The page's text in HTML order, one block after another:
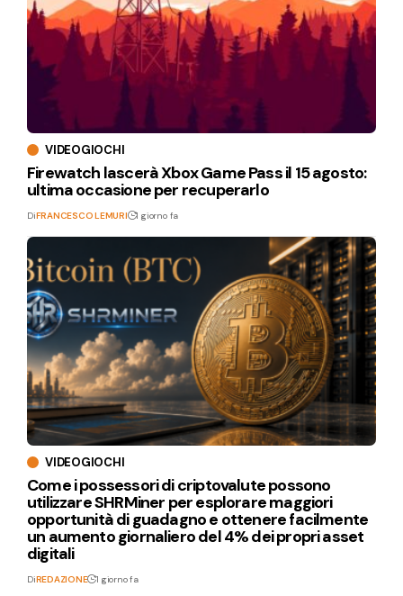
VIDEOGIOCHI
Firewatch lascerà Xbox Game Pass il 15 agosto:
ultima occasione per recuperarlo
DiFRANCESCO LEMURI 1 giorno fa
VIDEOGIOCHI
Come i possessori di criptovalute possono
utilizzare SHRMiner per esplorare maggiori
opportunità di guadagno e ottenere facilmente
un aumento giornaliero del 4% dei propri asset
digitali
DiREDAZIONE 1 giorno fa